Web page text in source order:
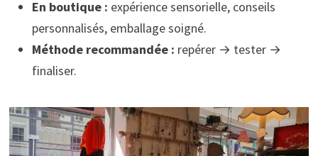
En boutique : expérience sensorielle, conseils
personnalisés, emballage soigné.
Méthode recommandée : repérer → tester →
finaliser.